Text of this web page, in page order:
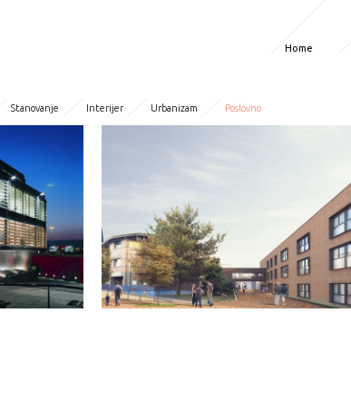
Home
Stanovanje Interijer Urbanizam Poslovno